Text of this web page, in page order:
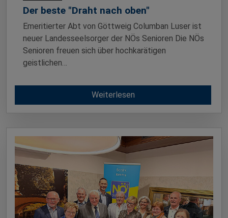
Der beste "Draht nach oben"
Emeritierter Abt von Göttweig Columban Luser ist
neuer Landesseelsorger der NÖs Senioren Die NÖs
Senioren freuen sich über hochkarätigen
geistlichen…
Weiterlesen